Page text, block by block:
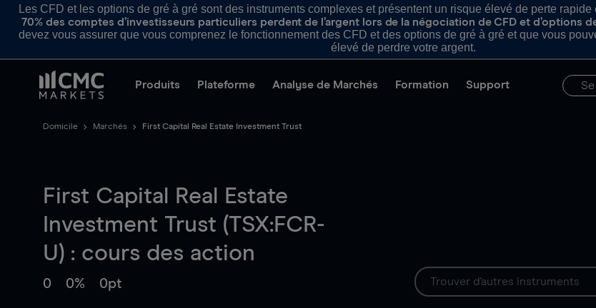
Les CFD et les options de gré à gré sont des instruments complexes et présentent un risque élevé de perte rapide
70% des comptes d’investisseurs particuliers perdent de l’argent lors de la négociation de CFD et d’options
devez vous assurer que vous comprenez le fonctionnement des CFD et des options de gré à gré et que vous
élevé de perdre votre argent.
Produits Plateforme Analyse de Marchés Formation Support
Domicile Marchés First Capital Real Estate Investment Trust
First Capital Real Estate
Investment Trust (TSX:FCR-
U) : cours des action
0 0% 0pt